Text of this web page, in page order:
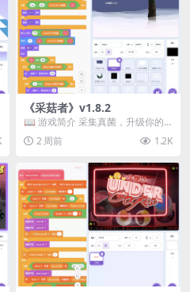
《采菇者》v1.8.2
📖 游戏简介 采集真菌，升级你的
机体，并前往未知领域探索。 这是
一款静谧的探索冒...
2 周前 1.2K